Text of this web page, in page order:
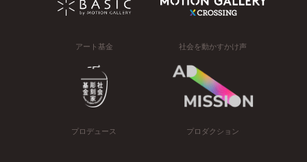
アート基金 社会を動かすかけ声
プロデュース プロダクション